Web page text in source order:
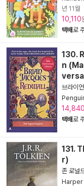
년 11월
10,110
택배로
130.
n
브라이
14,840
택배로
131.
r)
존 로널
Harper